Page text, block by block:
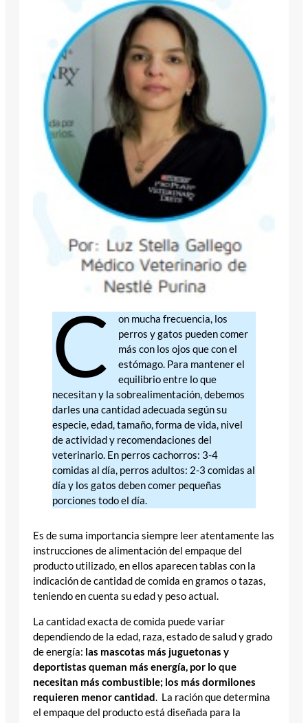
C
on mucha frecuencia, los
perros y gatos pueden comer
más con los ojos que con el
estómago. Para mantener el
equilibrio entre lo que
necesitan y la sobrealimentación, debemos
darles una cantidad adecuada según su
especie, edad, tamaño, forma de vida, nivel
de actividad y recomendaciones del
veterinario. En perros cachorros: 3-4
comidas al día, perros adultos: 2-3 comidas al
día y los gatos deben comer pequeñas
porciones todo el día.
Es de suma importancia siempre leer atentamente las
instrucciones de alimentación del empaque del
producto utilizado, en ellos aparecen tablas con la
indicación de cantidad de comida en gramos o tazas,
teniendo en cuenta su edad y peso actual.
La cantidad exacta de comida puede variar
dependiendo de la edad, raza, estado de salud y grado
de energía: las mascotas más juguetonas y
deportistas queman más energía, por lo que
necesitan más combustible; los más dormilones
requieren menor cantidad. La ración que determina
el empaque del producto está diseñada para la